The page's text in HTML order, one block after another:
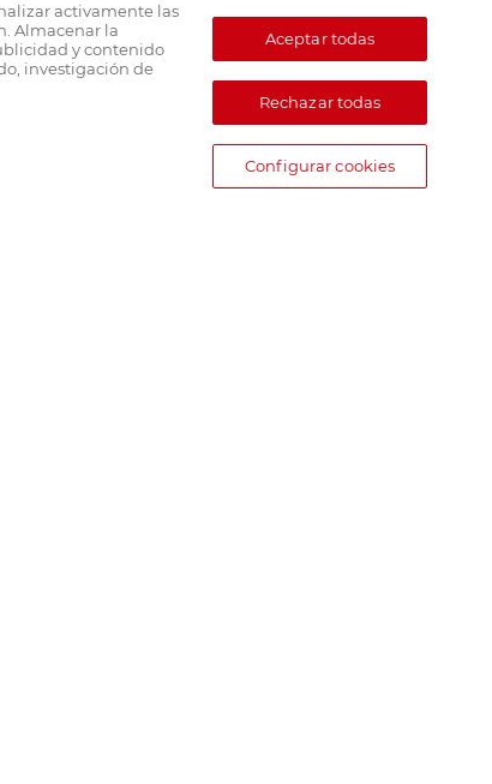
activamente las
Almacenar la
y contenido
investigación de
Aceptar todas
Rechazar todas
Configurar cookies